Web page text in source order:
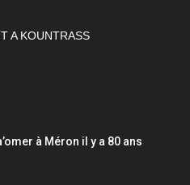
A KOUNTRASS
à Méron il y a 80 ans